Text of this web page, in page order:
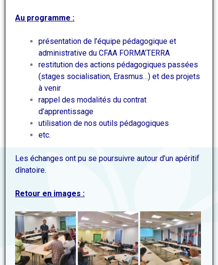
Au programme :
présentation de l’équipe pédagogique et
administrative du CFAA FORMA’TERRA
restitution des actions pédagogiques passées
(stages socialisation, Erasmus…) et des projets
à venir
rappel des modalités du contrat
d’apprentissage
utilisation de nos outils pédagogiques
etc.
Les échanges ont pu se poursuivre autour d’un apéritif
dînatoire.
Retour en images :